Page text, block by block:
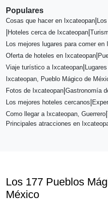
Populares
Cosas que hacer en Ixcateopan
Hoteles cerca de Ixcateopan
Los mejores lugares para comer en
Oferta de hoteles en Ixcateopan
Viaje turístico a Ixcateopan
Ixcateopan, Pueblo Mágico de
Fotos de Ixcateopan Gastronomía
Los mejores hoteles cercanos
Como llegar a Ixcateopan, Guerrero
Principales atracciones en
Los 177 Pueblos
México